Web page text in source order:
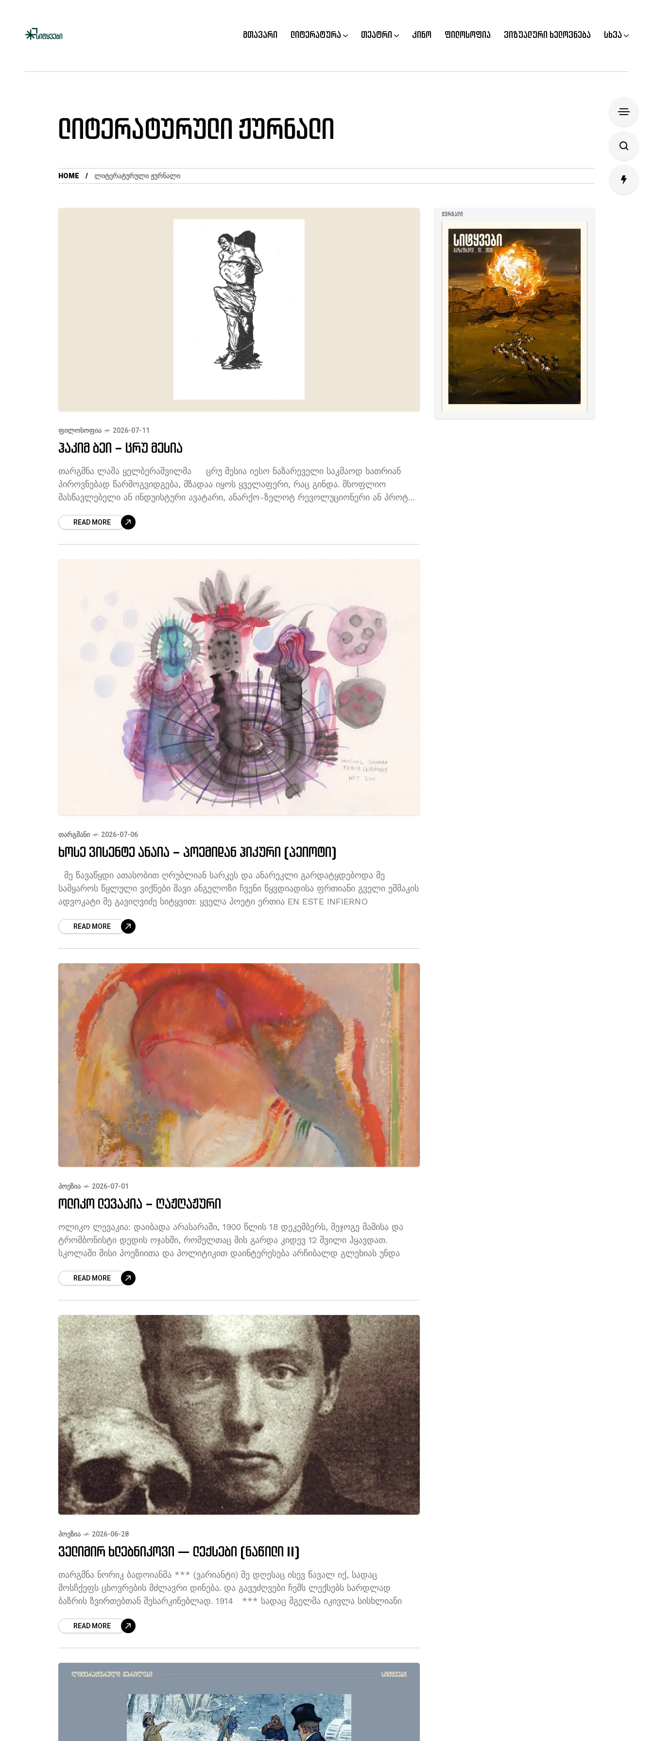
მთავარი ლიტერატურა თეატრი კინო ფილოსოფია ვიზუალური ხელოვნება სხვა
ლიტერატურული ჟურნალი
HOME ᲚᲘᲢᲔᲠᲐᲢᲣᲠᲣᲚᲘ ᲟᲣᲠᲜᲐᲚᲘ
ᲤᲘᲚᲝᲡᲝᲤᲘᲐ 2026-07-11
ჰაკიმ ბეი – ცრუ მესია
თარგმნა ლაშა ყელბერაშვილმა ცრუ მესია იესო ნაზარეველი საკმაოდ ხათრიან
პიროვნებად წარმოგვიდგება, მზადაა იყოს ყველაფერი, რაც გინდა. მსოფლიო
მასწავლებელი ან ინდუისტური ავატარი, ანარქო-ზელოტ რევოლუციონერი ან პროტო-
READ MORE
ᲗᲐᲠᲒᲛᲐᲜᲘ 2026-07-06
ხოსე ვისენტე ანაია – პოემიდან ჰიკური (პეიოტი)
მე წავაწყდი ათასობით ღრუბლიან სარკეს და ანარეკლი გარდატყდებოდა მე
სამყაროს წყლული ვიქნები შავი ანგელოზი ჩვენი წყვდიადისა ფრთიანი გველი ეშმაკის
ადვოკატი მე გავიღვიძე სიტყვით: ყველა პოეტი ერთია EN ESTE INFIERNO
READ MORE
ᲞᲝᲔᲖᲘᲐ 2026-07-01
ოლიკო ლევაკია – ღაჟღაჟური
ოლიკო ლევაკია: დაიბადა არასარაში, 1900 წლის 18 დეკემბერს, მეჯოგე მამისა და
ტრომბონისტი დედის ოჯახში, რომელთაც მის გარდა კიდევ 12 შვილი ჰყავდათ.
სკოლაში მისი პოეზიითა და პოლიტიკით დაინტერესება არჩიბალდ გლეხიას უნდა
READ MORE
ᲞᲝᲔᲖᲘᲐ 2026-06-28
ველიმირ ხლებნიკოვი — ლექსები (ნაწილი II)
თარგმნა ნორიკ ბადოიანმა *** (ვარიანტი) მე დღესაც ისევ წავალ იქ, სადაც
მოსჩქეფს ცხოვრების მძლავრი დინება. და გავუძღვები ჩემს ლექსებს სარდლად
ბაზრის ზვირთებთან შესარკინებლად. 1914 *** სადაც მგელმა იკივლა სისხლიანი
READ MORE
ᲟᲣᲠᲜᲐᲚᲘ